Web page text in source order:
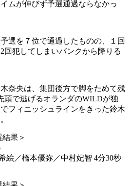
ムが伸びず予選通過ならなかっ
選を７位で通過したものの、１回
回犯してしまいバンクから降りる
奈央は、集団後方で脚をためて残
頭で逃げるオランダのWILDが独
フィニッシュラインをきった鈴木
果＞
絵／橋本優弥／中村妃智 4分30秒